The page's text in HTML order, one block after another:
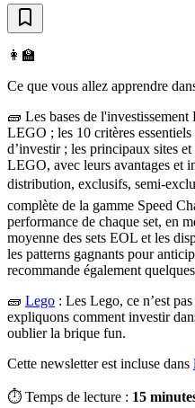
👩‍🏫
Ce que vous allez apprendre
🧱 Les bases de
LEGO ; les 10 critères
d’investir ; les principaux sites
LEGO, avec leurs avantages et
distribution, exclusifs, semi-
complète de la gamme Speed
performance de chaque set, en
moyenne des sets EOL et les
les patterns gagnants pour
recommande également
🧱 Lego : Les Lego, ce n’est
expliquons comment investir
oublier la brique fun.
Cette newsletter est incluse dans
⏱️ Temps de lecture : 15